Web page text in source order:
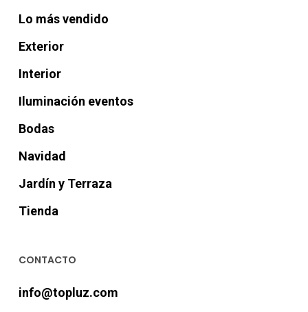
Lo más vendido
Exterior
Interior
Iluminación eventos
Bodas
Navidad
Jardín y Terraza
Tienda
CONTACTO
info@topluz.com